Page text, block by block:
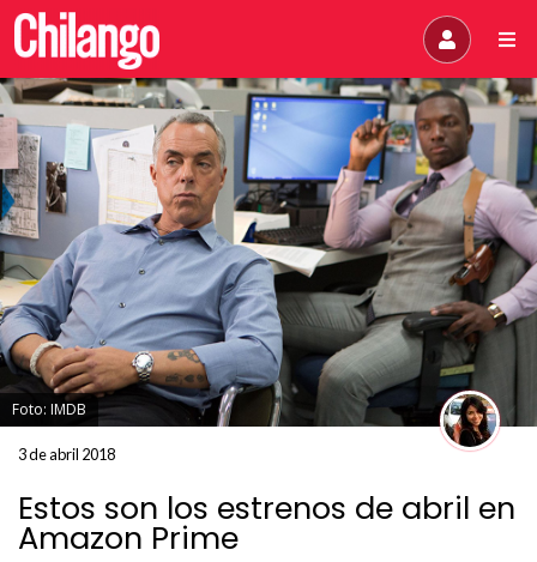
Foto: IMDB
3 de abril 2018
Estos son los estrenos de abril en
Amazon Prime